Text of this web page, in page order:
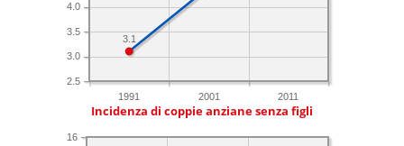
1991 2001 2011
2.5
3.0
3.5
4.0
3.1
Incidenza di coppie anziane senza figli
16